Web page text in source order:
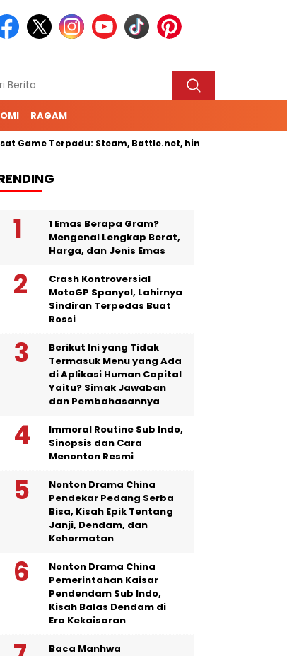
RAGAM
Terpadu: Steam, Battle.net, hingga Cloud Gaming
1 Emas Berapa Gram?
Mengenal Lengkap Berat,
Harga, dan Jenis Emas
Crash Kontroversial
MotoGP Spanyol, Lahirnya
Sindiran Terpedas Buat
Rossi
Berikut Ini yang Tidak
Termasuk Menu yang Ada
di Aplikasi Human Capital
Yaitu? Simak Jawaban
dan Pembahasannya
Immoral Routine Sub Indo,
Sinopsis dan Cara
Menonton Resmi
Nonton Drama China
Pendekar Pedang Serba
Bisa, Kisah Epik Tentang
Janji, Dendam, dan
Kehormatan
Nonton Drama China
Pemerintahan Kaisar
Pendendam Sub Indo,
Kisah Balas Dendam di
Era Kekaisaran
Baca Manhwa